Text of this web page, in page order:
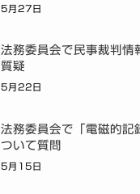
5月27日
法務委員会で民事裁判情
質疑
5月22日
法務委員会で「電磁的記
ついて質問
5月15日